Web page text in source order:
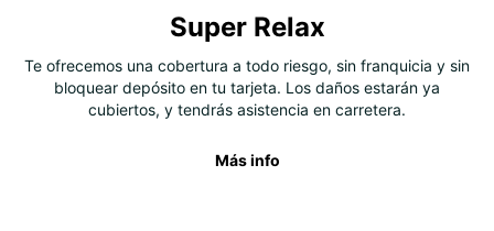
Super Relax
Te ofrecemos una cobertura a todo riesgo, sin franquicia y sin
bloquear depósito en tu tarjeta. Los daños estarán ya
cubiertos, y tendrás asistencia en carretera.
Más info